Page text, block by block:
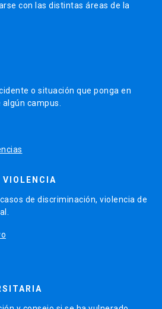
con las distintas áreas de la
o situación que ponga en
campus.
VIOLENCIA
de discriminación, violencia de